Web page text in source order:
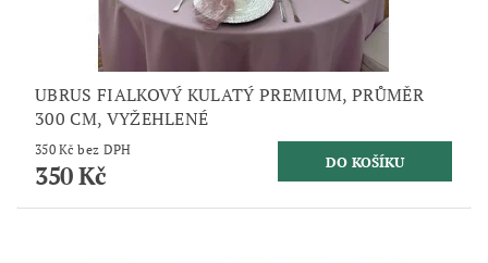
UBRUS FIALKOVÝ KULATÝ PREMIUM, PRŮMĚR
300 CM, VYŽEHLENÉ
350 Kč bez DPH
350 Kč